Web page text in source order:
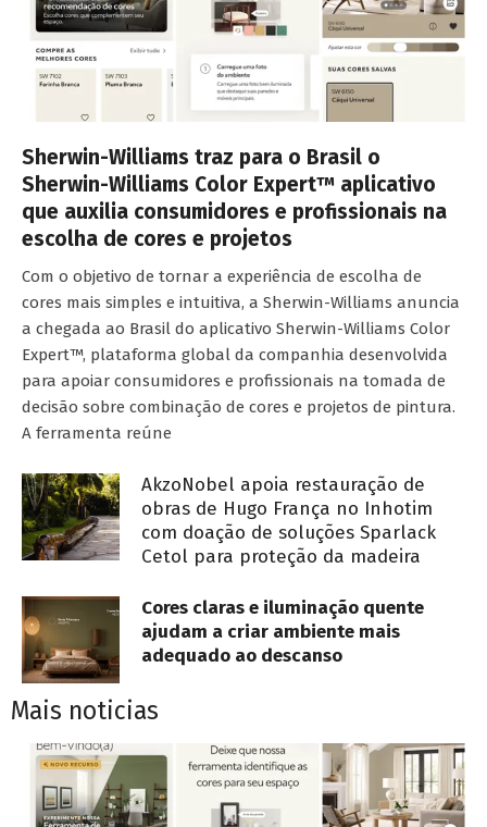
Sherwin-Williams traz para o Brasil o
Sherwin-Williams Color Expert™ aplicativo
que auxilia consumidores e profissionais na
escolha de cores e projetos
Com o objetivo de tornar a experiência de escolha de
cores mais simples e intuitiva, a Sherwin-Williams anuncia
a chegada ao Brasil do aplicativo Sherwin-Williams Color
Expert™, plataforma global da companhia desenvolvida
para apoiar consumidores e profissionais na tomada de
decisão sobre combinação de cores e projetos de pintura.
A ferramenta reúne
AkzoNobel apoia restauração de
obras de Hugo França no Inhotim
com doação de soluções Sparlack
Cetol para proteção da madeira
Cores claras e iluminação quente
ajudam a criar ambiente mais
adequado ao descanso
Mais noticias